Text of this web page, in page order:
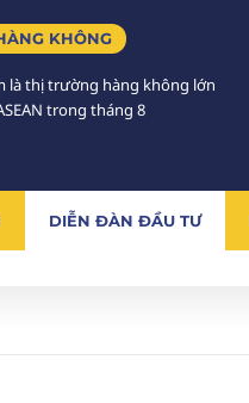
KHÔNG
là thị trường hàng không lớn
trong tháng 8
DIỄN ĐÀN ĐẦU TƯ